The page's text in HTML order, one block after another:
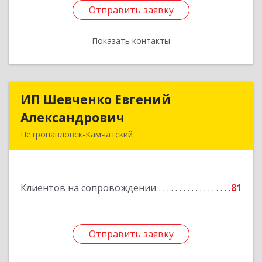
Отправить заявку
Показать контакты
Отправить заявку
Назад
ИП Шевченко Евгений
Александрович
Петропавловск-Камчатский
Клиентов на сопровождении 81
Отправить заявку
ИП Шевченко Евгений
Отправить заявку